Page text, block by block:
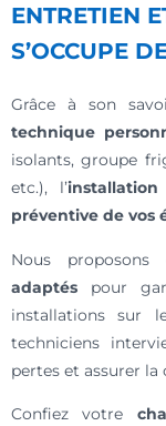
ENTRETIEN
S’OCCUPE
Grâce à son
technique
isolants, groupe
etc.), l’
préventive de vos
Nous
adaptés pour
installations sur
techniciens
pertes et assurer
Confiez votre